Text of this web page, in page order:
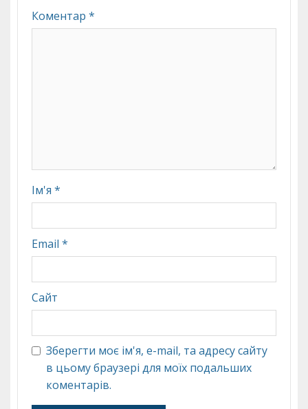
Коментар *
Ім'я *
Email *
Сайт
Зберегти моє ім'я, e-mail, та адресу сайту
в цьому браузері для моїх подальших
коментарів.